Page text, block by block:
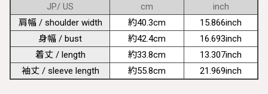
JP/ US cm
inch
肩幅 / shoulder width
約40.3cm
15.866inch
身幅 / bust
約42.4cm
16.693inch
着丈 / length
約33.8cm
13.307inch
袖丈 / sleeve length
約55.8cm 21.969inch